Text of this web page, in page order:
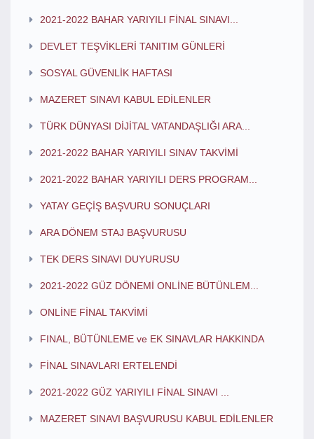
2021-2022 BAHAR YARIYILI FİNAL SINAVI...
DEVLET TEŞVİKLERİ TANITIM GÜNLERİ
SOSYAL GÜVENLİK HAFTASI
MAZERET SINAVI KABUL EDİLENLER
TÜRK DÜNYASI DİJİTAL VATANDAŞLIĞI ARA...
2021-2022 BAHAR YARIYILI SINAV TAKVİMİ
2021-2022 BAHAR YARIYILI DERS PROGRAM...
YATAY GEÇİŞ BAŞVURU SONUÇLARI
ARA DÖNEM STAJ BAŞVURUSU
TEK DERS SINAVI DUYURUSU
2021-2022 GÜZ DÖNEMİ ONLİNE BÜTÜNLEM...
ONLİNE FİNAL TAKVİMİ
FINAL, BÜTÜNLEME ve EK SINAVLAR HAKKINDA
FİNAL SINAVLARI ERTELENDİ
2021-2022 GÜZ YARIYILI FİNAL SINAVI ...
MAZERET SINAVI BAŞVURUSU KABUL EDİLENLER